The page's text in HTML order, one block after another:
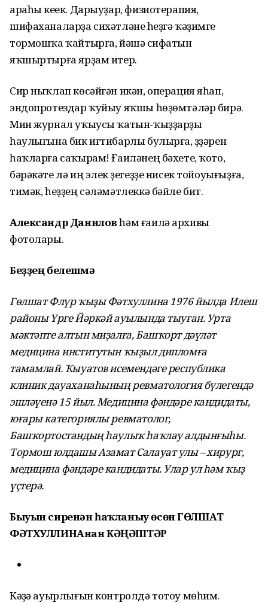
араһы кеүек. Дарыуҙар, физиотерапия,
шифаханаларҙа сихәтләнеү һеҙгә ҡәҙимге
тормошҡа ҡайтырға, йәшәү сифатын
яҡшыртырға ярҙам итер.
Сир ныҡлап көсәйгән икән, операция яһап,
эндопротездар ҡуйыу яҡшы һөҙөмтәләр бирә.
Мин журнал уҡыусы ҡатын-ҡыҙҙарҙы
һаулығына бик иғтибарлы булырға, үҙҙәрен
һаҡларға саҡырам! Ғаиләнең бәхете, ҡото,
бәрәкәте лә иң элек үҙегеҙҙе нисек тойоуығыҙға,
тимәк, һеҙҙең сәләмәтлеккә бәйле бит.
Александр Даниловһәм ғаилә архивы
фотолары.
Беҙҙең белешмә
Гөлшат Флүр ҡыҙы Фәтхуллина 1976 йылда Илеш
районы Үрге Йәркәй ауылында тыуған. Урта
мәктәпте алтын миҙалға, Башҡорт дәүләт
медицина институтын ҡыҙыл дипломға
тамамлай. Ҡыуатов исемендәге республика
клиник дауаханаһының ревматология бүлегендә
эшләүенә 15 йыл. Медицина фәндәре кандидаты,
юғары категориялы ревматолог,
Башҡортостандың һаулыҡ һаҡлау алдынғыһы.
Тормош юлдашы Азамат Салауат улы – хирург,
медицина фәндәре кандидаты. Улар ул һәм ҡыҙ
үҫтерә.
Быуын сиренән һаҡланыу өсөн ГӨЛШАТ
ФӘТХУЛЛИНАнан КӘҢӘШТӘР
Кәүҙә ауырлығын контролдә тотоу мөһим.